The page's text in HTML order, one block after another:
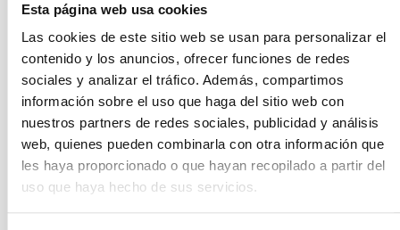
Esta página web usa cookies
Las cookies de este sitio web se usan para personalizar el
contenido y los anuncios, ofrecer funciones de redes
sociales y analizar el tráfico. Además, compartimos
información sobre el uso que haga del sitio web con
nuestros partners de redes sociales, publicidad y análisis
web, quienes pueden combinarla con otra información que
les haya proporcionado o que hayan recopilado a partir del
uso que haya hecho de sus servicios.
La industria recuperadora de papel y cartón
evitó la emisión de más de 4 millones de
toneladas de CO2
miércoles 27 de octubre de 2010